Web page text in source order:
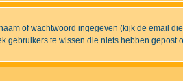
of wachtwoord ingegeven (kijk de email
te wissen die niets hebben